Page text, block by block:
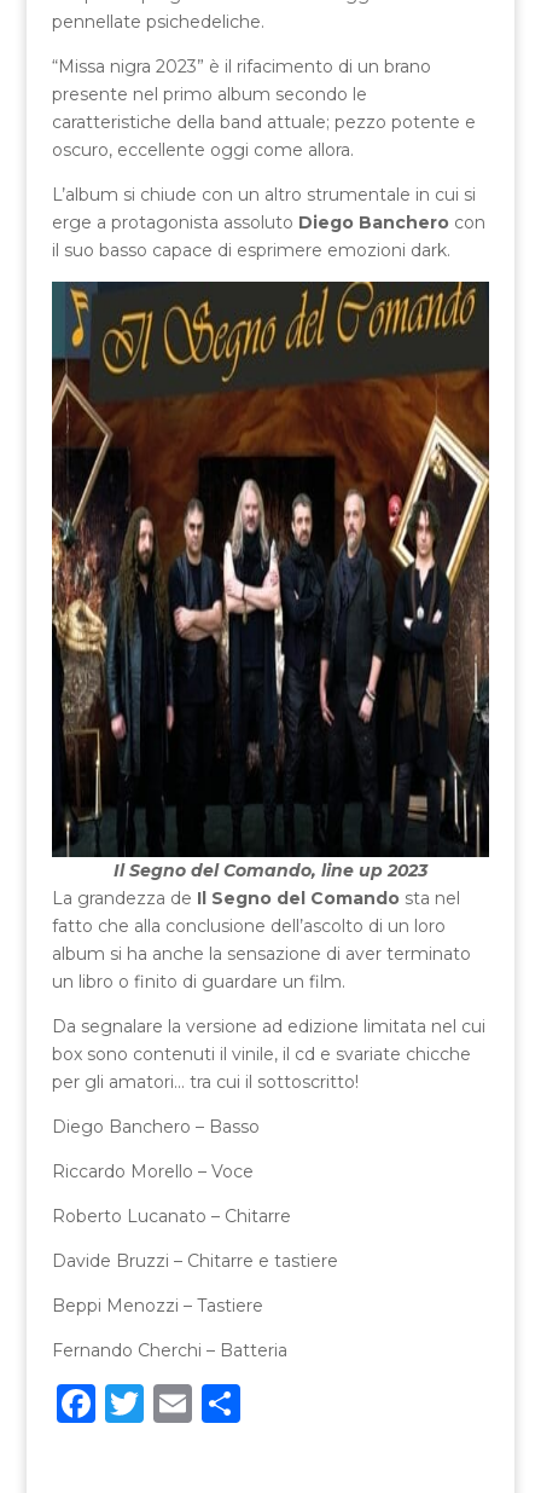
pennellate psichedeliche.
“Missa nigra 2023” è il rifacimento di un brano
presente nel primo album secondo le
caratteristiche della band attuale; pezzo potente e
oscuro, eccellente oggi come allora.
L’album si chiude con un altro strumentale in cui si
erge a protagonista assoluto Diego Bancherocon
il suo basso capace di esprimere emozioni dark.
Il Segno del Comando, line up 2023
La grandezza de Il Segno del Comandosta nel
fatto che alla conclusione dell’ascolto di un loro
album si ha anche la sensazione di aver terminato
un libro o finito di guardare un film.
Da segnalare la versione ad edizione limitata nel cui
box sono contenuti il vinile, il cd e svariate chicche
per gli amatori… tra cui il sottoscritto!
Diego Banchero – Basso
Riccardo Morello – Voce
Roberto Lucanato – Chitarre
Davide Bruzzi – Chitarre e tastiere
Beppi Menozzi – Tastiere
Fernando Cherchi – Batteria
F T E C